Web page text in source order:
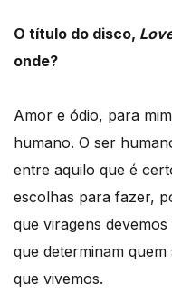
O título do disco,
onde?
Amor e ódio, para
humano. O ser
entre aquilo que é
escolhas para fazer,
que viragens
que determinam
que vivemos.